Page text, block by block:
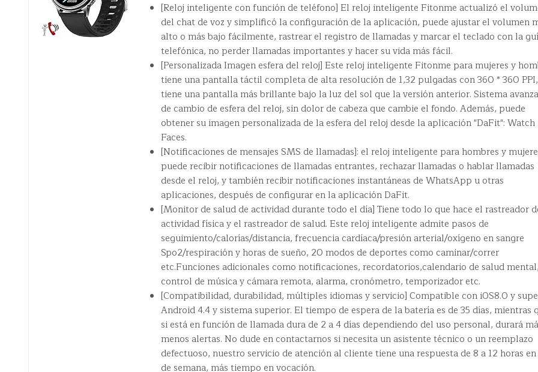
[Reloj inteligente con función de teléfono] El reloj inteligente Fitonme actualizó el
del chat de voz y simplificó la configuración de la aplicación, puede ajustar el volumen
alto o más bajo fácilmente, rastrear el registro de llamadas y marcar el teclado con la
telefónica, no perder llamadas importantes y hacer su vida más fácil.
[Personalizada Imagen esfera del reloj] Este reloj inteligente Fitonme para mujeres y
tiene una pantalla táctil completa de alta resolución de 1,32 pulgadas con 360 * 360 PPI,
tiene una pantalla más brillante bajo la luz del sol que la versión anterior. Sistema
de cambio de esfera del reloj, sin dolor de cabeza que cambie el fondo. Además, puede
obtener su imagen personalizada de la esfera del reloj desde la aplicación "DaFit": Watch
Faces.
[Notificaciones de mensajes SMS de llamadas]: el reloj inteligente para hombres y
puede recibir notificaciones de llamadas entrantes, rechazar llamadas o hablar llamadas
desde el reloj, y también recibir notificaciones instantáneas de WhatsApp u otras
aplicaciones, después de configurar en la aplicación DaFit.
[Monitor de salud de actividad durante todo el día] Tiene todo lo que hace el rastreador
actividad física y el rastreador de salud. Este reloj inteligente admite pasos de
seguimiento/calorías/distancia, frecuencia cardíaca/presión arterial/oxígeno en sangre
Spo2/respiración y horas de sueño, 20 modos de deportes como caminar/correr
etc.Funciones adicionales como notificaciones, recordatorios,calendario de salud mental,
control de música y cámara remota, alarma, cronómetro, temporizador etc.
[Compatibilidad, durabilidad, múltiples idiomas y servicio] Compatible con iOS8.0 y
Android 4.4 y sistema superior. El tiempo de espera de la batería es de 35 días, mientras
si está en función de llamada dura de 2 a 4 días dependiendo del uso personal, durará
menos alertas. No dude en contactarnos si necesita un asistente técnico o un reemplazo
defectuoso, nuestro servicio de atención al cliente tiene una respuesta de 8 a 12 horas en
de semana, más tiempo en vocación.